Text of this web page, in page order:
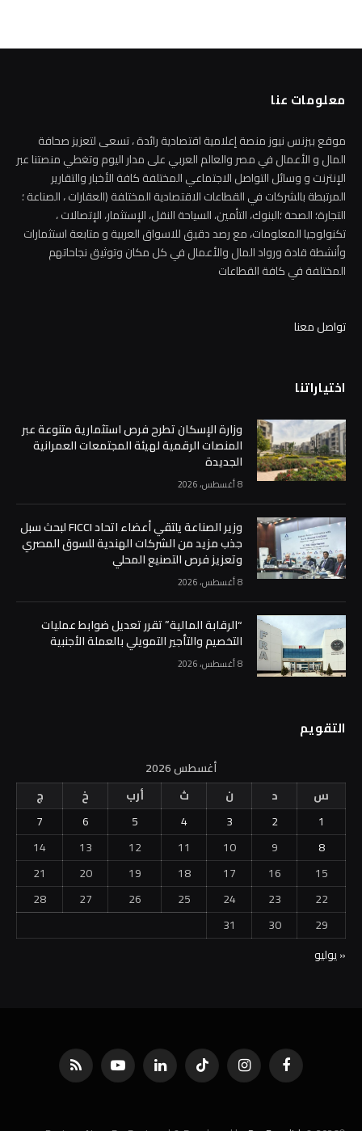
معلومات عنا
موقع بيزنس نيوز منصة إعلامية اقتصادية رائدة ، تسعى لتعزيز صحافة
المال و الأعمال في مصر والعالم العربي على مدار اليوم وتغطي منصتنا عبر
الإنترنت و وسائل التواصل الاجتماعي المختلفة كافة الأخبار والتقارير
المرتبطة بالشركات في القطاعات الاقتصادية المختلفة (العقارات ، الصناعة ؛
التجارة؛ الصحة ؛البنوك، التأمين، السياحة النقل، الإستثمار، الإتصالات ،
تكنولوجيا المعلومات، مع رصد دقيق للاسواق العربية و متابعة استثمارات
وأنشطة قادة ورواد المال والأعمال في كل مكان وتوثيق نجاحاتهم
المختلفة في كافة القطاعات
تواصل معنا
اختياراتنا
وزارة الإسكان تطرح فرص استثمارية متنوعة عبر
المنصات الرقمية لهيئة المجتمعات العمرانية
الجديدة
8 أغسطس، 2026
وزير الصناعة يلتقي أعضاء اتحاد FICCI لبحث سبل
جذب مزيد من الشركات الهندية للسوق المصري
وتعزيز فرص التصنيع المحلي
8 أغسطس، 2026
“الرقابة المالية” تقرر تعديل ضوابط عمليات
التخصيم والتأجير التمويلي بالعملة الأجنبية
8 أغسطس، 2026
التقويم
أغسطس 2026
س
د ن ث أرب خ
ج
1
2
3
4
5
6
7
8
9
10
11
12
13
14
15
16
17
18
19
20
21
22
23
24
25
26
27
28
29
30
31
« يوليو
فيسبوك الانستغرامتيكتوك لينكدإن يوتيوب RSS